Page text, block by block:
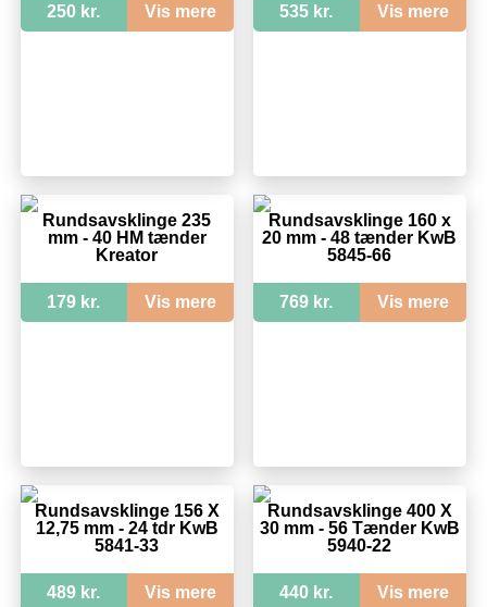
250 kr. Vis mere 535 kr. Vis mere
Rundsavsklinge 235
mm - 40 HM tænder
Kreator
179 kr. Vis mere
Rundsavsklinge 160 x
20 mm - 48 tænder KwB
5845-66
769 kr. Vis mere
Rundsavsklinge 156 X
12,75 mm - 24 tdr KwB
5841-33
489 kr. Vis mere
Rundsavsklinge 400 X
30 mm - 56 Tænder KwB
5940-22
440 kr. Vis mere